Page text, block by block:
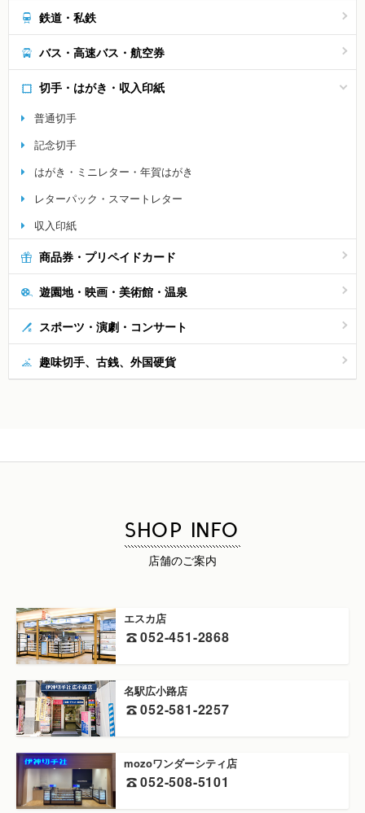
鉄道・私鉄
バス・高速バス・航空券
切手・はがき・収入印紙
普通切手
記念切手
はがき・ミニレター・年賀はがき
レターパック・スマートレター
収入印紙
商品券・プリペイドカード
遊園地・映画・美術館・温泉
スポーツ・演劇・コンサート
趣味切手、古銭、外国硬貨
SHOP INFO
店舗のご案内
エスカ店
052-451-2868
名駅広小路店
052-581-2257
mozoワンダーシティ店
052-508-5101